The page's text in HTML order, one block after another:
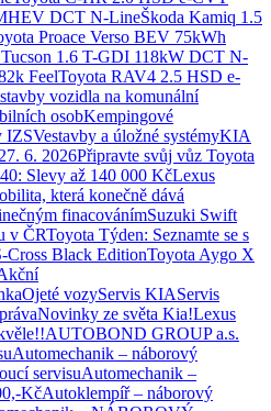
DCT N-LineŠkoda Kamiq 1.5
Proace Verso BEV 75kWh
1.6 T-GDI 118kW DCT N-
FeelToyota RAV4 2.5 HSD e-
vozidla na komunální
osobKempingové
IZSVestavby a úložné systémyKIA
6. 2026Připravte svůj vůz Toyota
Slevy až 140 000 KčLexus
která konečně dává
finacovánímSuzuki Swift
v ČRToyota Týden: Seznamte se s
Cross Black EditionToyota Aygo X
Ojeté vozyServis KIAServis
Novinky ze světa Kia!Lexus
AUTOBOND GROUP a.s.
Automechanik – náborový
servisuAutomechanik –
KčAutoklempíř – náborový